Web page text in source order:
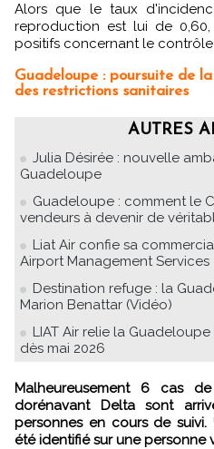
Alors que le taux
reproduction est lui de
positifs concernant le
Guadeloupe : poursuite de
des restrictions sanitaires
AUTRES
Julia Désirée : nouvelle
Guadeloupe
Guadeloupe : comment le
vendeurs à devenir de
Liat Air confie sa
Airport Management Services
Destination refuge : la
Marion Benattar (Vidéo)
LIAT Air relie la
dès mai 2026
Malheureusement 6 cas de variants indiens appelés
dorénavant Delta sont
personnes en cours de
été identifié sur une personne